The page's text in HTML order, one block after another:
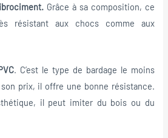
Grâce à sa composition, ce
résistant aux chocs comme aux
. C’est le type de bardage le moins
son prix, il offre une bonne résistance.
il peut imiter du bois ou du